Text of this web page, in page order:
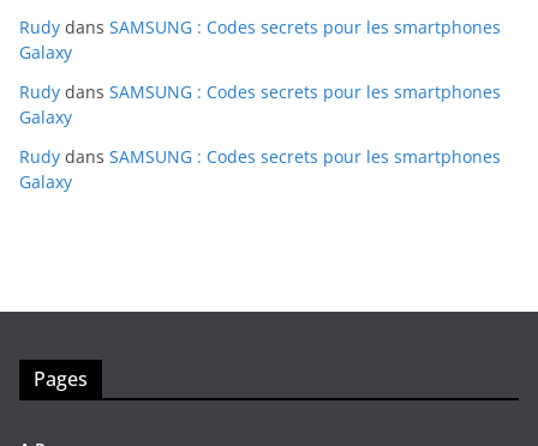
Rudy dans SAMSUNG : Codes secrets pour les smartphones
Galaxy
Rudy dans SAMSUNG : Codes secrets pour les smartphones
Galaxy
Rudy dans SAMSUNG : Codes secrets pour les smartphones
Galaxy
Pages